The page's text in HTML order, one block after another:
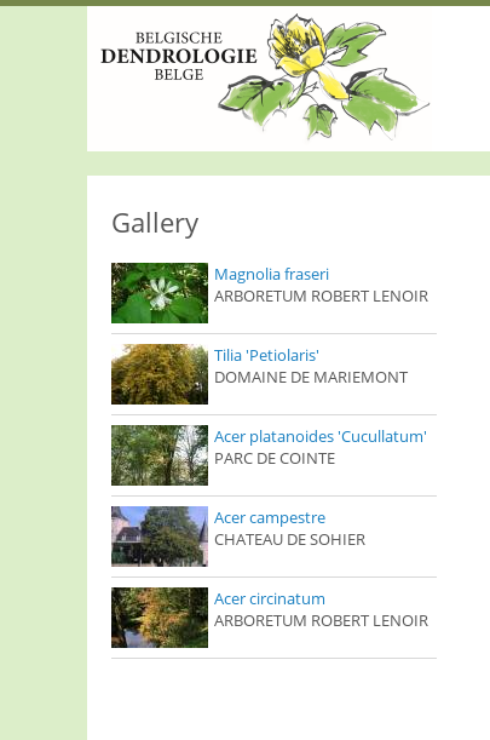
Gallery
Magnolia fraseri
ARBORETUM ROBERT LENOIR
Tilia 'Petiolaris'
DOMAINE DE MARIEMONT
Acer platanoides 'Cucullatum'
PARC DE COINTE
Acer campestre
CHATEAU DE SOHIER
Acer circinatum
ARBORETUM ROBERT LENOIR